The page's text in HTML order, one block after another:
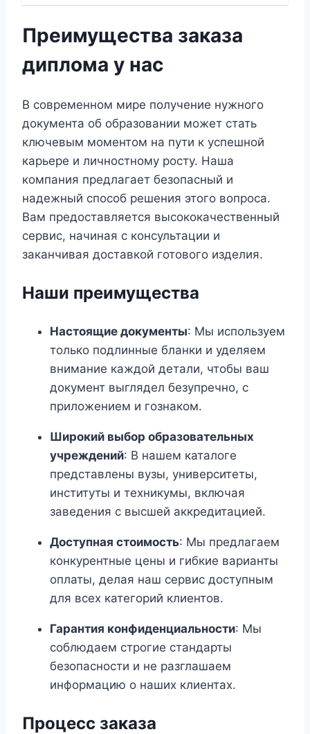
Преимущества заказа
диплома у нас
В современном мире получение нужного
документа об образовании может стать
ключевым моментом на пути к успешной
карьере и личностному росту. Наша
компания предлагает безопасный и
надежный способ решения этого вопроса.
Вам предоставляется высококачественный
сервис, начиная с консультации и
заканчивая доставкой готового изделия.
Наши преимущества
Настоящие документы: Мы используем
только подлинные бланки и уделяем
внимание каждой детали, чтобы ваш
документ выглядел безупречно, с
приложением и гознаком.
Широкий выбор образовательных
учреждений: В нашем каталоге
представлены вузы, университеты,
институты и техникумы, включая
заведения с высшей аккредитацией.
Доступная стоимость: Мы предлагаем
конкурентные цены и гибкие варианты
оплаты, делая наш сервис доступным
для всех категорий клиентов.
Гарантия конфиденциальности: Мы
соблюдаем строгие стандарты
безопасности и не разглашаем
информацию о наших клиентах.
Процесс заказа